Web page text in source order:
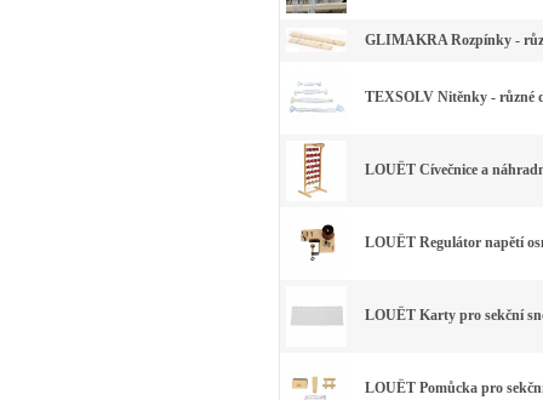
GLIMAKRA Rozpínky -
TEXSOLV Nitěnky - různé
LOUËT Cívečnice a
LOUËT Regulátor napětí
LOUËT Karty pro sekční
LOUËT Pomůcka pro